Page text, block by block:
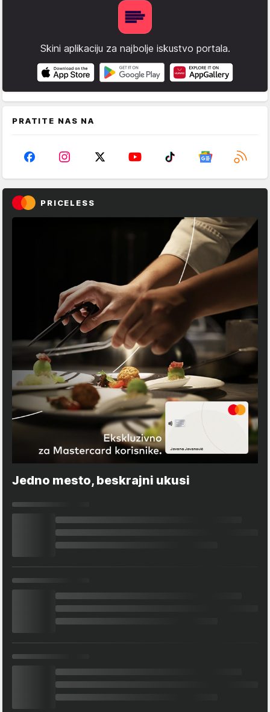
Skini aplikaciju za najbolje iskustvo portala.
PRATITE NAS NA
PRICELESS
Jedno mesto, beskrajni ukusi